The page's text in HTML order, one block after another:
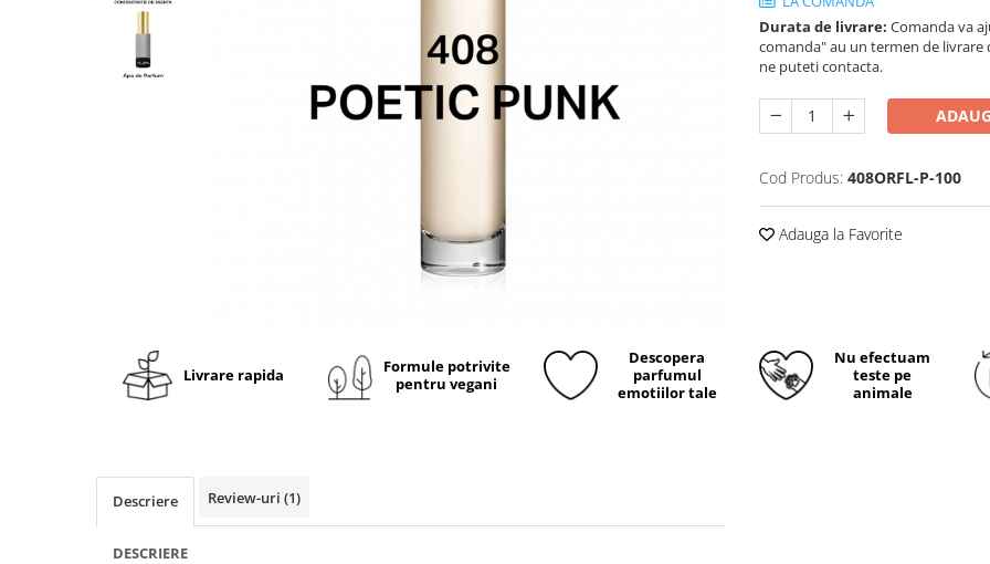
Ulei pentru barba
Durata de livrare: Comanda va
comanda" au un termen de livrare
ne puteti contacta.
Cod Produs: 408ORFL-P-100
Adauga la Favorite
Livrare rapida
Formule potrivite
pentru vegani
Descopera
parfumul
emotiilor tale
Nu efectuam
teste pe
animale
Descriere Review-uri (1)
DESCRIERE